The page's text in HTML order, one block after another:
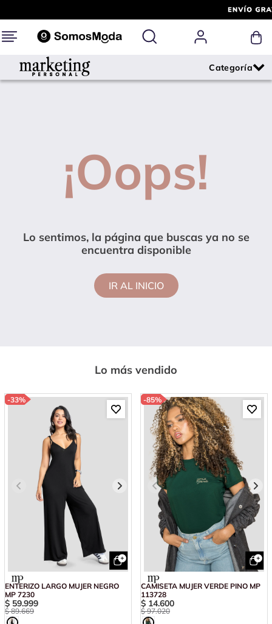
¡Oops!
Lo sentimos, la página que buscas ya no se
encuentra disponible
IR AL INICIO
Lo más vendido
-33%
ENTERIZO LARGO MUJER NEGRO
MP 7230
$ 59.999
$ 89.669
-85%
CAMISETA MUJER VERDE PINO MP
113728
$ 14.600
$ 97.020